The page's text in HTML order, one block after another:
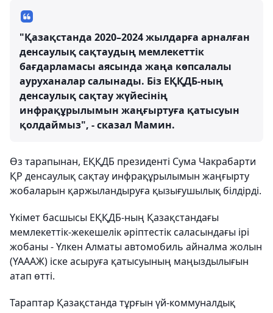
"Қазақстанда 2020–2024 жылдарға арналған
денсаулық сақтаудың мемлекеттік
бағдарламасы аясында жаңа көпсалалы
ауруханалар салынады. Біз ЕҚҚДБ-ның
денсаулық сақтау жүйесінің
инфрақұрылымын жаңғыртуға қатысуын
қолдаймыз", - сказал Мамин.
Өз тарапынан, ЕҚҚДБ президенті Сума Чакрабарти
ҚР денсаулық сақтау инфрақұрылымын жаңғырту
жобаларын қаржыландыруға қызығушылық білдірді.
Үкімет басшысы ЕҚҚДБ-ның Қазақстандағы
мемлекеттік-жекешелік әріптестік саласындағы ірі
жобаны - Үлкен Алматы автомобиль айналма жолын
(ҮАААЖ) іске асыруға қатысуының маңыздылығын
атап өтті.
Тараптар Қазақстанда тұрғын үй-коммуналдық